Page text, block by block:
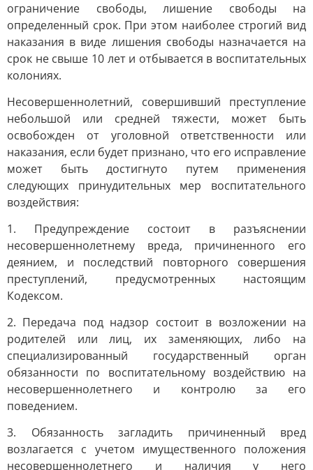
ограничение свободы, лишение свободы на
определенный срок. При этом наиболее строгий вид
наказания в виде лишения свободы назначается на
срок не свыше 10 лет и отбывается в воспитательных
колониях.
Несовершеннолетний, совершивший преступление
небольшой или средней тяжести, может быть
освобожден от уголовной ответственности или
наказания, если будет признано, что его исправление
может быть достигнуто путем применения
следующих принудительных мер воспитательного
воздействия:
1. Предупреждение состоит в разъяснении
несовершеннолетнему вреда, причиненного его
деянием, и последствий повторного совершения
преступлений, предусмотренных настоящим
Кодексом.
2. Передача под надзор состоит в возложении на
родителей или лиц, их заменяющих, либо на
специализированный государственный орган
обязанности по воспитательному воздействию на
несовершеннолетнего и контролю за его
поведением.
3. Обязанность загладить причиненный вред
возлагается с учетом имущественного положения
несовершеннолетнего и наличия у него